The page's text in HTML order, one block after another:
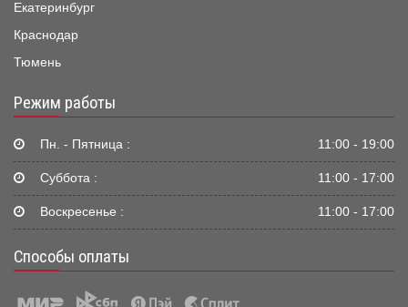
Екатеринбург
Краснодар
Тюмень
Режим работы
Пн. - Пятница : 11:00 - 19:00
Суббота : 11:00 - 17:00
Воскресенье : 11:00 - 17:00
Способы оплаты